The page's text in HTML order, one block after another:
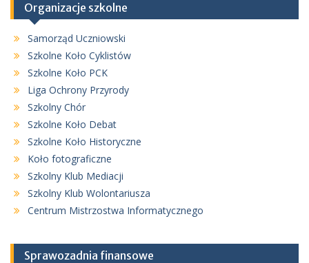
Organizacje szkolne
Samorząd Uczniowski
Szkolne Koło Cyklistów
Szkolne Koło PCK
Liga Ochrony Przyrody
Szkolny Chór
Szkolne Koło Debat
Szkolne Koło Historyczne
Koło fotograficzne
Szkolny Klub Mediacji
Szkolny Klub Wolontariusza
Centrum Mistrzostwa Informatycznego
Sprawozadnia finansowe